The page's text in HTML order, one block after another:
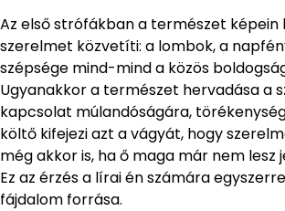
Az első strófákban a természet képein
szerelmet közvetíti: a lombok, a
szépsége mind-mind a közös
Ugyanakkor a természet hervadása a
kapcsolat múlandóságára,
költő kifejezi azt a vágyát, hogy
még akkor is, ha ő maga már nem lesz
Ez az érzés a lírai én számára
fájdalom forrása.